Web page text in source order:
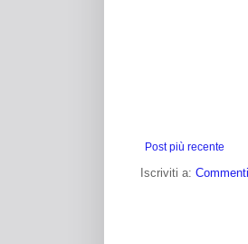
Post più recente
Iscriviti a: